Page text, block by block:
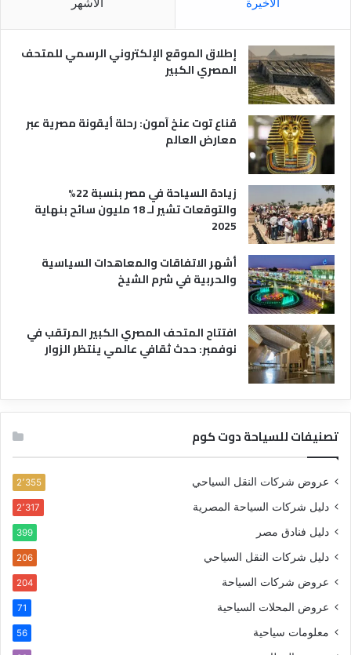
ر
ة
و
إطلاق الموقع الإلكتروني الرسمي للمتحف
المصري الكبير
قناع توت عنخ آمون: رحلة أيقونة مصرية عبر
معارض العالم
زيادة السياحة في مصر بنسبة 22%
والتوقعات تشير لـ 18 مليون سائح بنهاية
2025
أشهر الاتفاقات والمعاهدات السياسية
والحربية في شرم الشيخ
افتتاح المتحف المصري الكبير المرتقب في
نوفمبر: حدث ثقافي عالمي ينتظر الزوار
تصنيفات للسياحة دوت كوم
عروض شركات النقل السياحي 2٬355
دليل شركات السياحة المصرية 2٬317
دليل فنادق مصر 399
دليل شركات النقل السياحي 206
عروض شركات السياحة 204
عروض المحلات السياحية 71
معلومات سياحية 56